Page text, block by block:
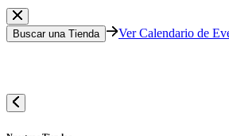
Buscar una Tienda Ver Calendario de